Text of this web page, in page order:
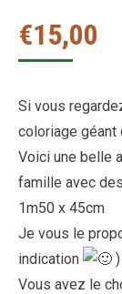
€15,00
Si vous
coloriage géant
Voici une belle
famille avec
1m50 x 45cm
Je vous le
indication
)
Vous avez le